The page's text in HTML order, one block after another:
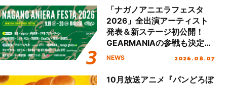
「ナガノアニエラフェスタ
2026」全出演アーティスト
発表＆新ステージ初公開！
GEARMANIAの参戦も決定
し、初となる第3ステージの
NEWS 2026.08.07
10月放送アニメ『パンどろぼ